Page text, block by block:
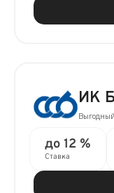
ИК
до 12 %
Ставка